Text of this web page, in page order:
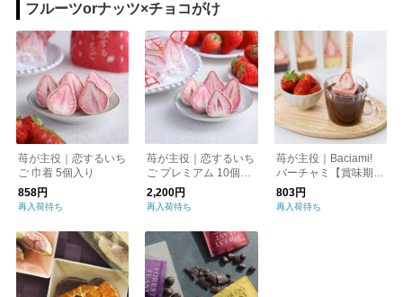
フルーツorナッツ×チョコがけ
苺が主役｜恋するいち
ご 巾着 5個入り
858円
再入荷待ち
苺が主役｜恋するいち
ご プレミアム 10個入
り
2,200円
再入荷待ち
苺が主役｜Baciami!
バーチャミ【賞味期
限：26.2.25】
803円
再入荷待ち